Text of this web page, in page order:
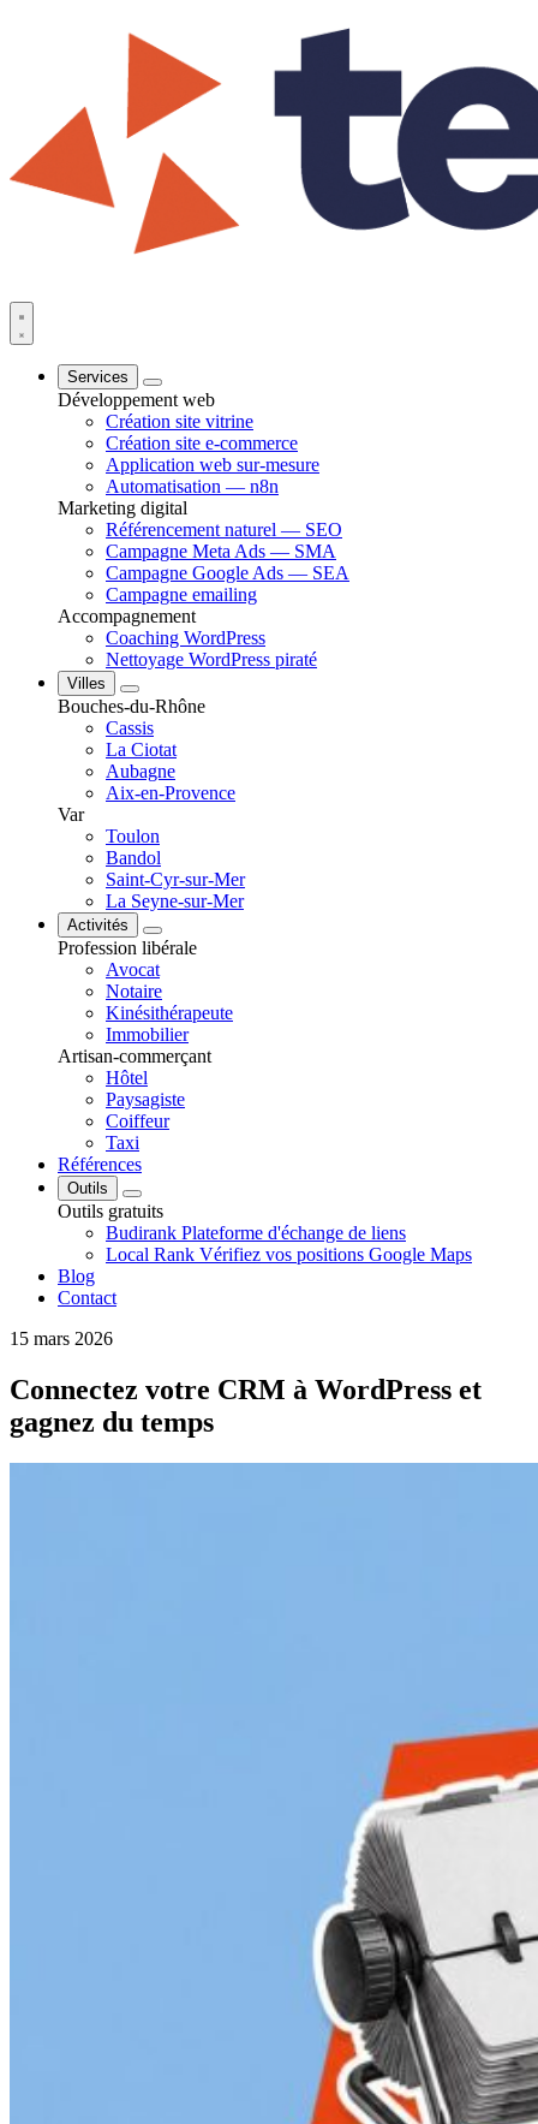
Services
Développement web
Création site vitrine
Création site e-commerce
Application web sur-mesure
Automatisation — n8n
Marketing digital
Référencement naturel — SEO
Campagne Meta Ads — SMA
Campagne Google Ads — SEA
Campagne emailing
Accompagnement
Coaching WordPress
Nettoyage WordPress piraté
Villes
Bouches-du-Rhône
Cassis
La Ciotat
Aubagne
Aix-en-Provence
Var
Toulon
Bandol
Saint-Cyr-sur-Mer
La Seyne-sur-Mer
Activités
Profession libérale
Avocat
Notaire
Kinésithérapeute
Immobilier
Artisan-commerçant
Hôtel
Paysagiste
Coiffeur
Taxi
Références
Outils
Outils gratuits
Budirank Plateforme d'échange de liens
Local Rank Vérifiez vos positions Google Maps
Blog
Contact
15 mars 2026
Connectez votre CRM à WordPress et
gagnez du temps